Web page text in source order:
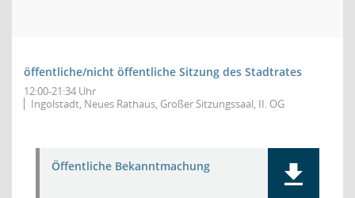
öffentliche/nicht öffentliche Sitzung des Stadtrates
12:00-21:34 Uhr
Ingolstadt, Neues Rathaus, Großer Sitzungssaal, II. OG
Öffentliche Bekanntmachung